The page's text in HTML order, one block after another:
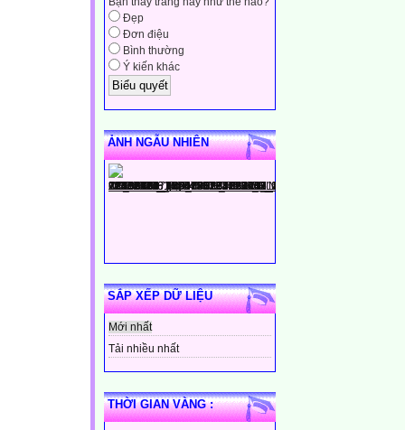
Đẹp
Đơn điệu
Bình thường
Ý kiến khác
ẢNH NGẪU NHIÊN
SẮP XẾP DỮ LIỆU
Mới nhất
Tải nhiều nhất
THỜI GIAN VÀNG :